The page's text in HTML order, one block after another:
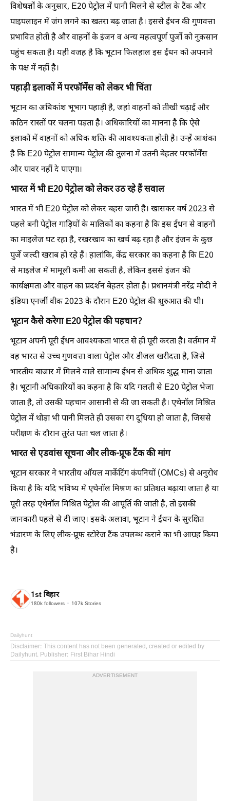
विशेषज्ञों के अनुसार, E20 पेट्रोल में पानी मिलने से स्टील के टैंक और
पाइपलाइन में जंग लगने का खतरा बढ़ जाता है। इससे ईंधन की गुणवत्ता
प्रभावित होती है और वाहनों के इंजन व अन्य महत्वपूर्ण पुर्जों को नुकसान
पहुंच सकता है। यही वजह है कि भूटान फिलहाल इस ईंधन को अपनाने
के पक्ष में नहीं है।
पहाड़ी इलाकों में परफॉर्मेंस को लेकर भी चिंता
भूटान का अधिकांश भूभाग पहाड़ी है, जहां वाहनों को तीखी चढ़ाई और
कठिन रास्तों पर चलना पड़ता है। अधिकारियों का मानना है कि ऐसे
इलाकों में वाहनों को अधिक शक्ति की आवश्यकता होती है। उन्हें आशंका
है कि E20 पेट्रोल सामान्य पेट्रोल की तुलना में उतनी बेहतर परफॉर्मेंस
और पावर नहीं दे पाएगा।
भारत में भी E20 पेट्रोल को लेकर उठ रहे हैं सवाल
भारत में भी E20 पेट्रोल को लेकर बहस जारी है। खासकर वर्ष 2023 से
पहले बनी पेट्रोल गाड़ियों के मालिकों का कहना है कि इस ईंधन से वाहनों
का माइलेज घट रहा है, रखरखाव का खर्च बढ़ रहा है और इंजन के कुछ
पुर्जे जल्दी खराब हो रहे हैं। हालांकि, केंद्र सरकार का कहना है कि E20
से माइलेज में मामूली कमी आ सकती है, लेकिन इससे इंजन की
कार्यक्षमता और वाहन का प्रदर्शन बेहतर होता है। प्रधानमंत्री नरेंद्र मोदी ने
इंडिया एनर्जी वीक 2023 के दौरान E20 पेट्रोल की शुरुआत की थी।
भूटान कैसे करेगा E20 पेट्रोल की पहचान?
भूटान अपनी पूरी ईंधन आवश्यकता भारत से ही पूरी करता है। वर्तमान में
वह भारत से उच्च गुणवत्ता वाला पेट्रोल और डीजल खरीदता है, जिसे
भारतीय बाजार में मिलने वाले सामान्य ईंधन से अधिक शुद्ध माना जाता
है। भूटानी अधिकारियों का कहना है कि यदि गलती से E20 पेट्रोल भेजा
जाता है, तो उसकी पहचान आसानी से की जा सकती है। एथेनॉल मिश्रित
पेट्रोल में थोड़ा भी पानी मिलते ही उसका रंग दूधिया हो जाता है, जिससे
परीक्षण के दौरान तुरंत पता चल जाता है।
भारत से एडवांस सूचना और लीक-प्रूफ टैंक की मांग
भूटान सरकार ने भारतीय ऑयल मार्केटिंग कंपनियों (OMCs) से अनुरोध
किया है कि यदि भविष्य में एथेनॉल मिश्रण का प्रतिशत बढ़ाया जाता है या
पूरी तरह एथेनॉल मिश्रित पेट्रोल की आपूर्ति की जाती है, तो इसकी
जानकारी पहले से दी जाए। इसके अलावा, भूटान ने ईंधन के सुरक्षित
भंडारण के लिए लीक-प्रूफ स्टोरेज टैंक उपलब्ध कराने का भी आग्रह किया
है।
1st बिहार
180k followers 107k Stories
Dailyhunt
Disclaimer: This content has not been generated, created or edited by
Dailyhunt. Publisher: First Bihar Hindi
ADVERTISEMENT